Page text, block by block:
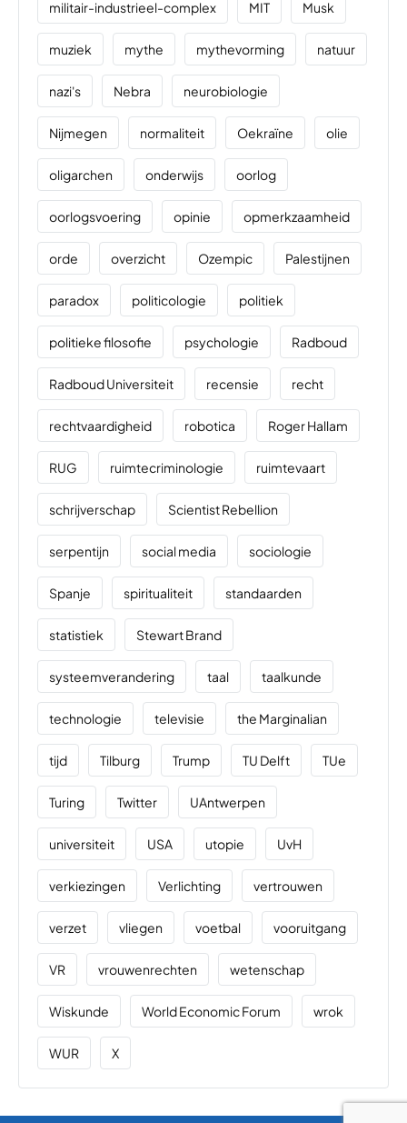
militair-industrieel-complex MIT Musk
muziek mythe mythevorming natuur
nazi's Nebra neurobiologie
Nijmegen normaliteit Oekraïne olie
oligarchen onderwijs oorlog
oorlogsvoering opinie opmerkzaamheid
orde overzicht Ozempic Palestijnen
paradox politicologie politiek
politieke filosofie psychologie Radboud
Radboud Universiteit recensie recht
rechtvaardigheid robotica Roger Hallam
RUG ruimtecriminologie ruimtevaart
schrijverschap Scientist Rebellion
serpentijn social media sociologie
Spanje spiritualiteit standaarden
statistiek Stewart Brand
systeemverandering taal taalkunde
technologie televisie the Marginalian
tijd Tilburg Trump TU Delft TUe
Turing Twitter UAntwerpen
universiteit USA utopie UvH
verkiezingen Verlichting vertrouwen
verzet vliegen voetbal vooruitgang
VR vrouwenrechten wetenschap
Wiskunde World Economic Forum wrok
WUR X